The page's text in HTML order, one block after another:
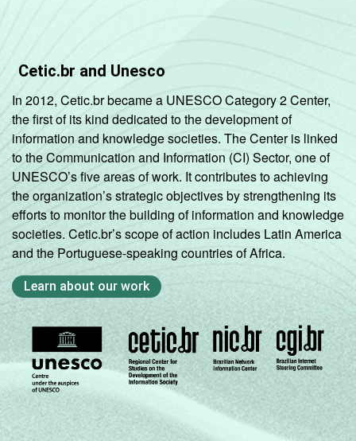
Cetic.br and Unesco
In 2012, Cetic.br became a UNESCO Category 2 Center,
the first of its kind dedicated to the development of
information and knowledge societies. The Center is linked
to the Communication and Information (CI) Sector, one of
UNESCO’s five areas of work. It contributes to achieving
the organization’s strategic objectives by strengthening its
efforts to monitor the building of information and knowledge
societies. Cetic.br’s scope of action includes Latin America
and the Portuguese-speaking countries of Africa.
Learn about our work